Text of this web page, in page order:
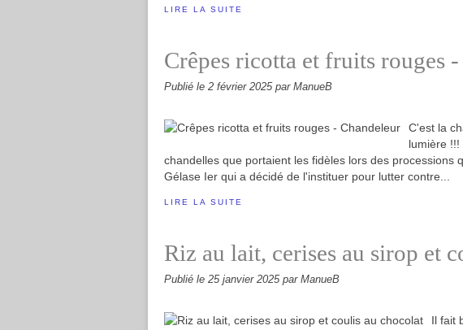
LIRE LA SUITE
Crêpes ricotta et fruits rouges
Publié le 2 février 2025 par ManueB
C'est la
lumière
chandelles que portaient les fidèles lors des processions
Gélase Ier qui a décidé de l'instituer pour lutter contre...
LIRE LA SUITE
Riz au lait, cerises au sirop et
Publié le 25 janvier 2025 par ManueB
Il fait